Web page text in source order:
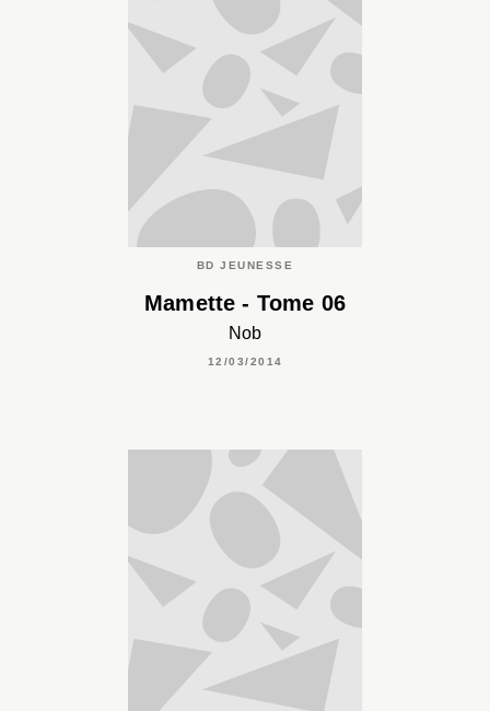
BD JEUNESSE
Mamette - Tome 06
Nob
12/03/2014